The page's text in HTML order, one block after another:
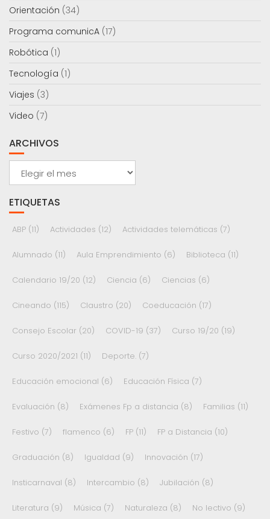
Orientación (34)
Programa comunicA (17)
Robótica (1)
Tecnología (1)
Viajes (3)
Video (7)
ARCHIVOS
Archivos
ETIQUETAS
ABP (11) Actividades (12) Actividades telemáticas (7)
Alumnado (11) Aula Emprendimiento (6) Biblioteca (11)
Calendario 19/20 (12) Ciencia (6) Ciencias (6)
Cineando (115) Claustro (20) Coeducación (17)
Consejo Escolar (20) COVID-19 (37) Curso 19/20 (19)
Curso 2020/2021 (11) Deporte. (7)
Educación emocional (6) Educación Física (7)
Evaluación (8) Exámenes Fp a distancia (8) Familias (11)
Festivo (7) flamenco (6) FP (11) FP a Distancia (10)
Graduación (8) Igualdad (9) Innovación (17)
Insticarnaval (8) Intercambio (8) Jubilación (8)
Literatura (9) Música (7) Naturaleza (8) No lectivo (9)